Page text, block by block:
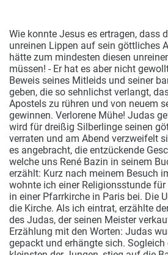
Wie konnte Jesus es ertragen, dass
unreinen Lippen auf sein göttliches
hätte zum mindesten diesen
müssen! - Er hat es aber nicht
Beweis seines Mitleids und seiner
geben, die so sehnlichst verlangt,
Apostels zu rühren und von neuem
gewinnen. Verlorene Mühe! Judas
wird für dreißig Silberlinge seinen
verraten und am Abend verzweifelt
es angebracht, die entzückende
welche uns René Bazin in seinem
erzählt: Kurz nach meinem Besuch
wohnte ich einer Religionsstunde
in einer Pfarrkirche in Paris bei. Die
die Kirche. Als ich eintrat, erzählte
des Judas, der seinen Meister
Erzählung mit den Worten: Judas
gepackt und erhängte sich. Sogleich